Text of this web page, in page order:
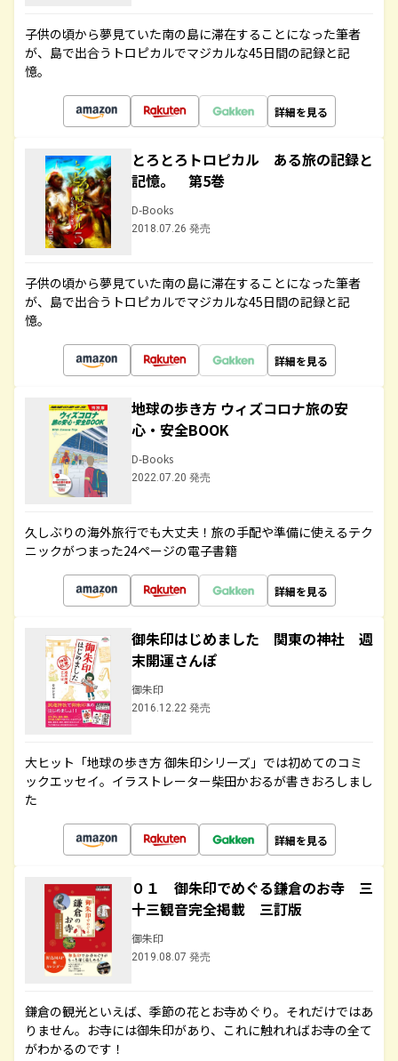
子供の頃から夢見ていた南の島に滞在することになった筆者
が、島で出合うトロピカルでマジカルな45日間の記録と記
憶。
詳細を見る
とろとろトロピカル ある旅の記録と
記憶。 第5巻
D-Books
2018.07.26 発売
子供の頃から夢見ていた南の島に滞在することになった筆者
が、島で出合うトロピカルでマジカルな45日間の記録と記
憶。
詳細を見る
地球の歩き方 ウィズコロナ旅の安
心・安全BOOK
D-Books
2022.07.20 発売
久しぶりの海外旅行でも大丈夫！旅の手配や準備に使えるテク
ニックがつまった24ページの電子書籍
詳細を見る
御朱印はじめました 関東の神社 週
末開運さんぽ
御朱印
2016.12.22 発売
大ヒット「地球の歩き方 御朱印シリーズ」では初めてのコミ
ックエッセイ。イラストレーター柴田かおるが書きおろしまし
た
詳細を見る
０１ 御朱印でめぐる鎌倉のお寺 三
十三観音完全掲載 三訂版
御朱印
2019.08.07 発売
鎌倉の観光といえば、季節の花とお寺めぐり。それだけではあ
りません。お寺には御朱印があり、これに触れればお寺の全て
がわかるのです！